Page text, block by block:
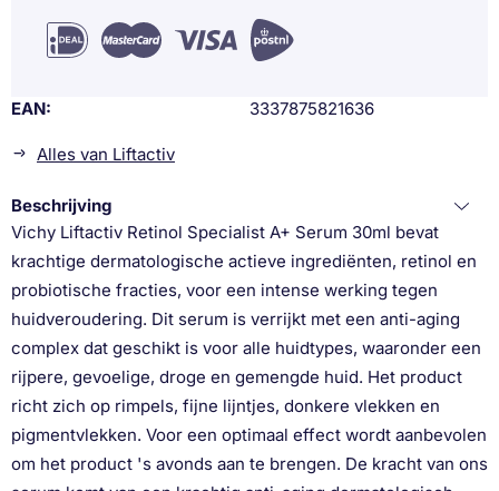
EAN 3337875821636
Alles van Liftactiv
Beschrijving
Vichy Liftactiv Retinol Specialist A+ Serum 30ml bevat
krachtige dermatologische actieve ingrediënten, retinol en
probiotische fracties, voor een intense werking tegen
huidveroudering. Dit serum is verrijkt met een anti-aging
complex dat geschikt is voor alle huidtypes, waaronder een
rijpere, gevoelige, droge en gemengde huid. Het product
richt zich op rimpels, fijne lijntjes, donkere vlekken en
pigmentvlekken. Voor een optimaal effect wordt aanbevolen
om het product 's avonds aan te brengen. De kracht van ons